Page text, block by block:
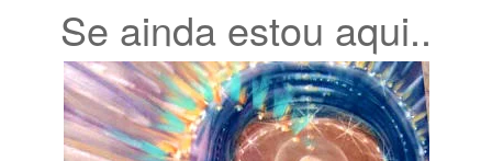
Se ainda estou aqui..